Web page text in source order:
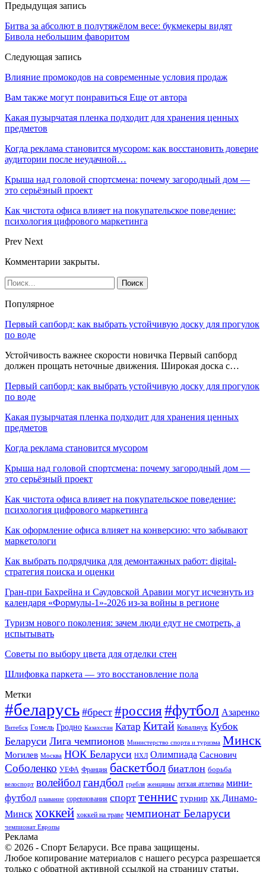
Предыдущая запись
Битва за абсолют в полутяжёлом весе: букмекеры видят
Бивола небольшим фаворитом
Следующая запись
Влияние промокодов на современные условия продаж
Вам также могут понравиться Еще от автора
Какая пузырчатая пленка подходит для хранения ценных
предметов
Когда реклама становится мусором: как восстановить доверие
аудитории после неудачной…
Крыша над головой спортсмена: почему загородный дом —
это серьёзный проект
Как чистота офиса влияет на покупательское поведение:
психология цифрового маркетинга
Prev Next
Комментарии закрыты.
Популярное
Первый сапборд: как выбрать устойчивую доску для прогулок
по воде
Устойчивость важнее скорости новичка Первый сапборд
должен прощать неточные движения. Широкая доска с…
Первый сапборд: как выбрать устойчивую доску для прогулок
по воде
Какая пузырчатая пленка подходит для хранения ценных
предметов
Когда реклама становится мусором
Крыша над головой спортсмена: почему загородный дом —
это серьёзный проект
Как чистота офиса влияет на покупательское поведение:
психология цифрового маркетинга
Как оформление офиса влияет на конверсию: что забывают
маркетологи
Как выбрать подрядчика для демонтажных работ: digital-
стратегия поиска и оценки
Гран-при Бахрейна и Саудовской Аравии могут исчезнуть из
календаря «Формулы-1»-2026 из-за войны в регионе
Туризм нового поколения: зачем люди едут не смотреть, а
испытывать
Советы по выбору цвета для отделки стен
Шлифовка паркета — это восстановление пола
Метки
#беларусь #брест #россия#футбол Азаренко
Витебск Гомель Гродно Казахстан Катар Китай Ковальчук Кубок
Беларуси Лига чемпионов Министерство спорта и туризма Минск
Могилев Москва НОК Беларуси НХЛ Олимпиада Саснович
Соболенко УЕФА Франция баскетбол биатлон борьба
велоспорт волейболгандбол гребля женщины легкая атлетика мини-
футбол плавание соревнования спорт теннис турнир хк Динамо-
Минск хоккей хоккей на траве чемпионат Беларуси
чемпионат Европы
Реклама
© 2026 - Спорт Беларуси. Все права защищены.
Любое копирование материалов с нашего ресурса разрешается
только с обратной активной ссылкой на страницу статьи.